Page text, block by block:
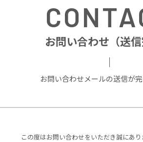
お問い合わせ（送信
お問い合わせメールの送信が
この度はお問い合わせをいただき誠にあり